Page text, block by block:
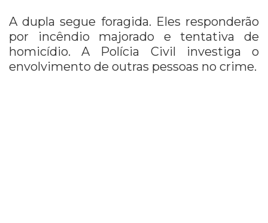
A dupla segue foragida. Eles responderão
por incêndio majorado e tentativa de
homicídio. A Polícia Civil investiga o
envolvimento de outras pessoas no crime.